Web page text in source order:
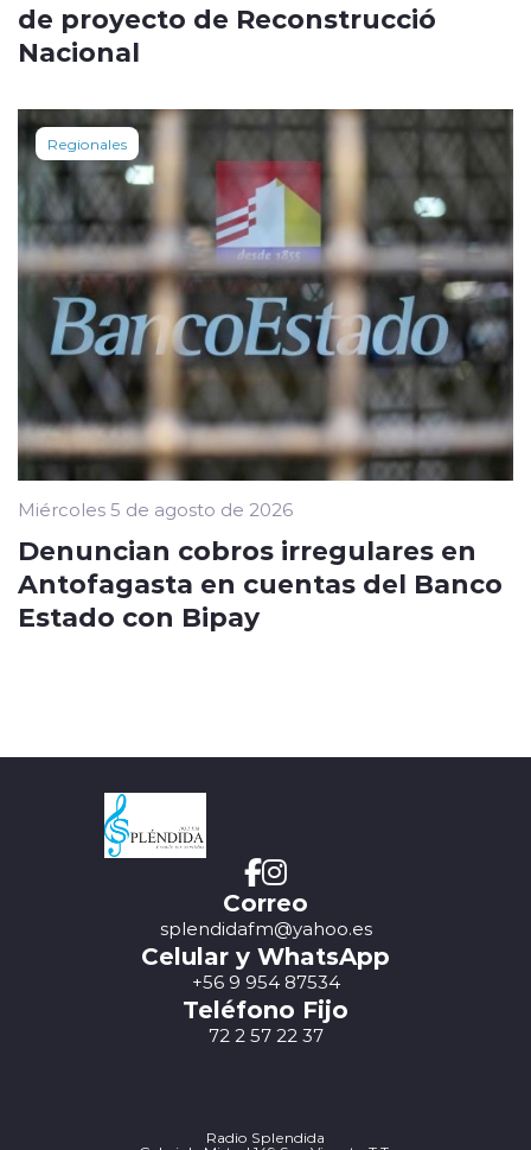
de proyecto de Reconstrucció
Nacional
Regionales
Miércoles 5 de agosto de 2026
Denuncian cobros irregulares en
Antofagasta en cuentas del Banco
Estado con Bipay
Correo
splendidafm@yahoo.es
Celular y WhatsApp
+56 9 954 87534
Teléfono Fijo
72 2 57 22 37
Radio Splendida